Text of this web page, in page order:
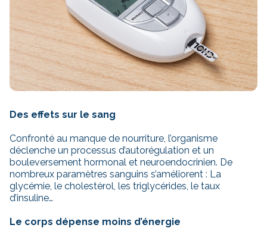
Des effets sur le sang
Confronté au manque de nourriture, l’organisme
déclenche un processus d’autorégulation et un
bouleversement hormonal et neuroendocrinien. De
nombreux paramètres sanguins s’améliorent : La
glycémie, le cholestérol, les triglycérides, le taux
d’insuline…
Le corps dépense moins d’énergie